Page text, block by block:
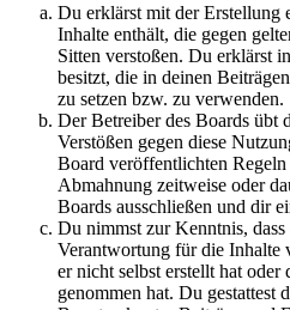
Du erklärst mit der Erstellung
Inhalte enthält, die gegen
Sitten verstoßen. Du erklärst
besitzt, die in deinen
zu setzen bzw. zu verwenden.
Der Betreiber des Boards übt
Verstößen gegen diese
Board veröffentlichten
Abmahnung zeitweise oder
Boards ausschließen und dir
Du nimmst zur Kenntnis,
Verantwortung für die Inhalte
er nicht selbst erstellt hat
genommen hat. Du gestattest